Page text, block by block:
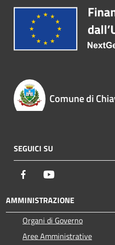
Comune di
SEGUICI SU
Facebook
AMMINISTRAZIONE
Organi di Governo
Aree Amministrative